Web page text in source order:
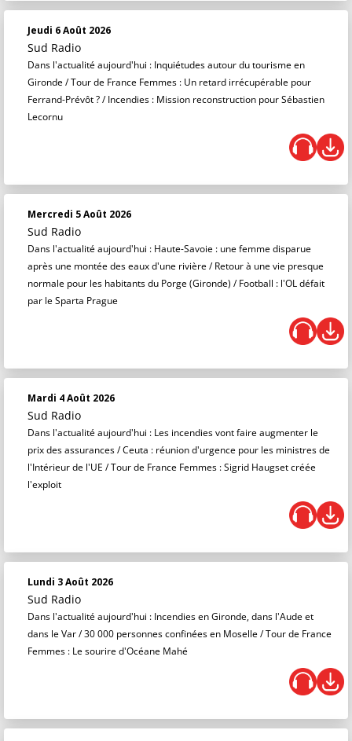
Jeudi 6 Août 2026
Sud Radio
Dans l'actualité aujourd'hui : Inquiétudes autour du tourisme en
Gironde / Tour de France Femmes : Un retard irrécupérable pour
Ferrand-Prévôt ? / Incendies : Mission reconstruction pour Sébastien
Lecornu
Mercredi 5 Août 2026
Sud Radio
Dans l'actualité aujourd'hui : Haute-Savoie : une femme disparue
après une montée des eaux d'une rivière / Retour à une vie presque
normale pour les habitants du Porge (Gironde) / Football : l'OL défait
par le Sparta Prague
Mardi 4 Août 2026
Sud Radio
Dans l'actualité aujourd'hui : Les incendies vont faire augmenter le
prix des assurances / Ceuta : réunion d'urgence pour les ministres de
l'Intérieur de l'UE / Tour de France Femmes : Sigrid Haugset créée
l'exploit
Lundi 3 Août 2026
Sud Radio
Dans l'actualité aujourd'hui : Incendies en Gironde, dans l'Aude et
dans le Var / 30 000 personnes confinées en Moselle / Tour de France
Femmes : Le sourire d'Océane Mahé